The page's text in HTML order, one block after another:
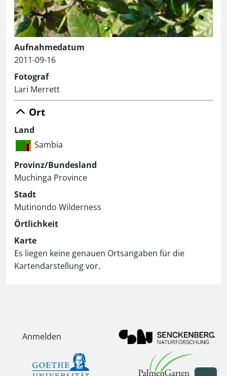
Aufnahmedatum
2011-09-16
Fotograf
Lari Merrett
Ort
Land
Sambia
Provinz/Bundesland
Muchinga Province
Stadt
Mutinondo Wilderness
Örtlichkeit
Karte
Es liegen keine genauen Ortsangaben für die
Kartendarstellung vor.
Anmelden